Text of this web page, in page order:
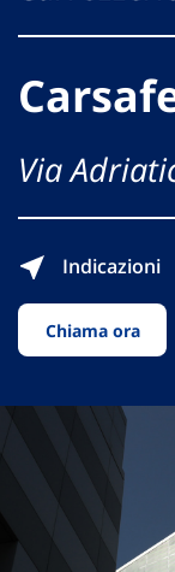
Via
Indicazioni
Chiama ora